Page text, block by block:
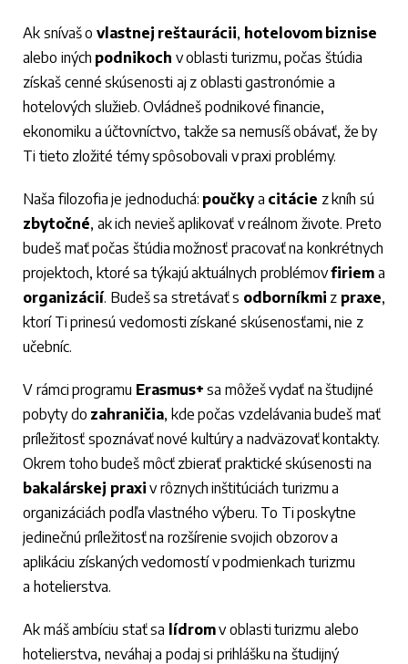
Ak snívaš o vlastnej reštaurácii, hotelovom biznise
alebo iných podnikoch v oblasti turizmu, počas štúdia
získaš cenné skúsenosti aj z oblasti gastronómie a
hotelových služieb. Ovládneš podnikové financie,
ekonomiku a účtovníctvo, takže sa nemusíš obávať, že by
Ti tieto zložité témy spôsobovali v praxi problémy.
Naša filozofia je jednoduchá: poučkya citácie z kníh sú
zbytočné, ak ich nevieš aplikovať v reálnom živote. Preto
budeš mať počas štúdia možnosť pracovať na konkrétnych
projektoch, ktoré sa týkajú aktuálnych problémovfiriem a
organizácií. Budeš sa stretávať s odborníkmi z praxe,
ktorí Ti prinesú vedomosti získané skúsenosťami, nie z
učebníc.
V rámci programu Erasmus+ sa môžeš vydať na študijné
pobyty do zahraničia, kde počas vzdelávania budeš mať
príležitosť spoznávať nové kultúry a nadväzovať kontakty.
Okrem toho budeš môcť zbierať praktické skúsenosti na
bakalárskej praxi v rôznych inštitúciách turizmu a
organizáciách podľa vlastného výberu. To Ti poskytne
jedinečnú príležitosť na rozšírenie svojich obzorov a
aplikáciu získaných vedomostí v podmienkach turizmu
a hotelierstva.
Ak máš ambíciu stať sa lídromv oblasti turizmu alebo
hotelierstva, neváhaj a podaj si prihlášku na študijný